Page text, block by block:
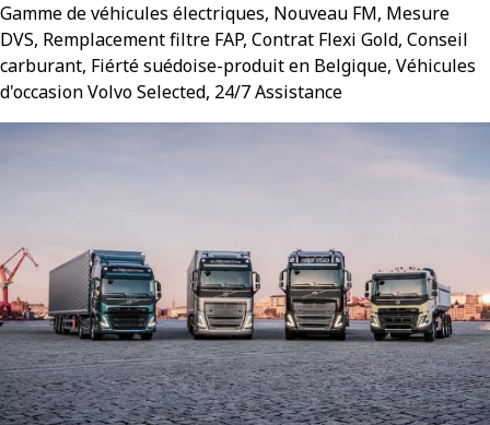
Gamme de véhicules électriques, Nouveau FM, Mesure
DVS, Remplacement filtre FAP, Contrat Flexi Gold, Conseil
carburant, Fiérté suédoise-produit en Belgique, Véhicules
d'occasion Volvo Selected, 24/7 Assistance